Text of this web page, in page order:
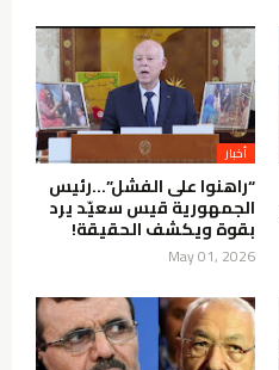
“راهنوا على الفشل”…رئيس
الجمهورية قيس سعيّد يرد
بقوة ويكشف الحقيقة!
May 01, 2026